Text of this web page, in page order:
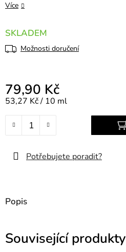
Více
SKLADEM
Možnosti doručení
79,90 Kč
Měrná cena:
53,27 Kč / 10 ml
Potřebujete poradit?
Popis
Související produkty